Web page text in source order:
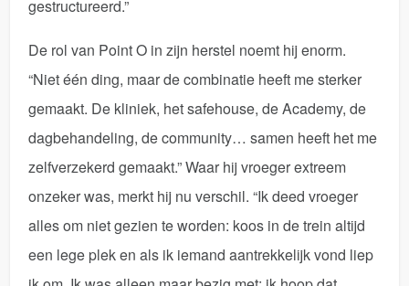
gestructureerd.”
De rol van Point O in zijn herstel noemt hij enorm.
“Niet één ding, maar de combinatie heeft me sterker
gemaakt. De kliniek, het safehouse, de Academy, de
dagbehandeling, de community… samen heeft het me
zelfverzekerd gemaakt.” Waar hij vroeger extreem
onzeker was, merkt hij nu verschil. “Ik deed vroeger
alles om niet gezien te worden: koos in de trein altijd
een lege plek en als ik iemand aantrekkelijk vond liep